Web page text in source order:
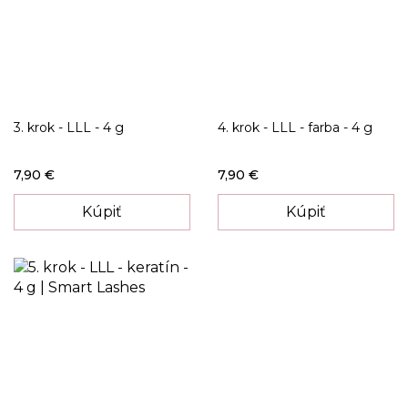
3. krok - LLL - 4 g
7,90 €
Kúpiť
4. krok - LLL - farba - 4 g
7,90 €
Kúpiť